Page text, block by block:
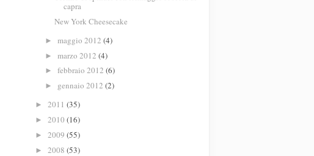
capra
New York Cheesecake
► maggio 2012 (4)
► marzo 2012 (4)
► febbraio 2012 (6)
► gennaio 2012 (2)
► 2011 (35)
► 2010 (16)
► 2009 (55)
► 2008 (53)